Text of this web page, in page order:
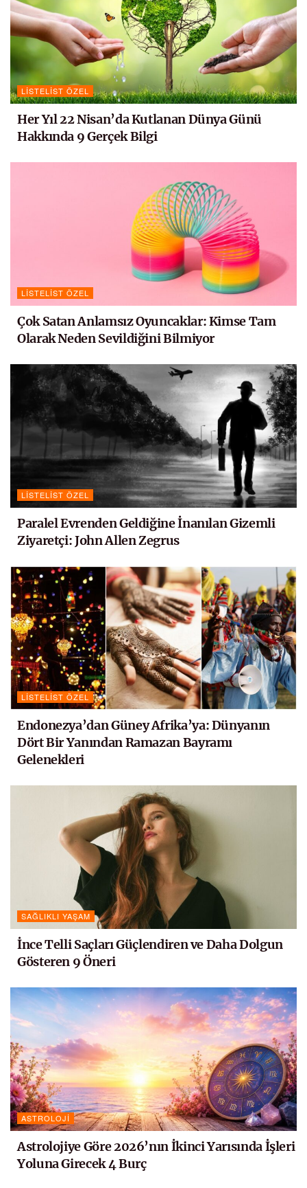
LISTELIST ÖZEL
Her Yıl 22 Nisan’da Kutlanan Dünya Günü
Hakkında 9 Gerçek Bilgi
LISTELIST ÖZEL
Çok Satan Anlamsız Oyuncaklar: Kimse Tam
Olarak Neden Sevildiğini Bilmiyor
LISTELIST ÖZEL
Paralel Evrenden Geldiğine İnanılan Gizemli
Ziyaretçi: John Allen Zegrus
LISTELIST ÖZEL
Endonezya’dan Güney Afrika’ya: Dünyanın
Dört Bir Yanından Ramazan Bayramı
Gelenekleri
SAĞLIKLI YAŞAM
İnce Telli Saçları Güçlendiren ve Daha Dolgun
Gösteren 9 Öneri
ASTROLOJI
Astrolojiye Göre 2026’nın İkinci Yarısında İşleri
Yoluna Girecek 4 Burç